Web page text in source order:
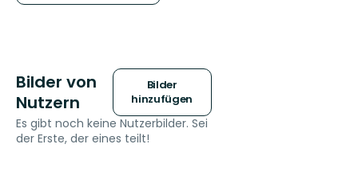
Bilder von
Nutzern
Bilder
hinzufügen
Es gibt noch keine Nutzerbilder. Sei
der Erste, der eines teilt!